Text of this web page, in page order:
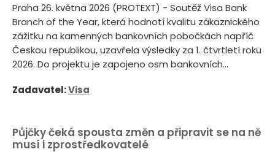
Praha 26. května 2026 (PROTEXT) - Soutěž Visa Bank
Branch of the Year, která hodnotí kvalitu zákaznického
zážitku na kamenných bankovních pobočkách napříč
Českou republikou, uzavřela výsledky za 1. čtvrtletí roku
2026. Do projektu je zapojeno osm bankovních...
Zadavatel:Visa
Půjčky čeká spousta změn a připravit se na ně
musí i zprostředkovatelé